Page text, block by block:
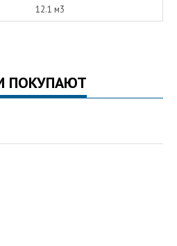
12.1 м3
ПОКУПАЮТ